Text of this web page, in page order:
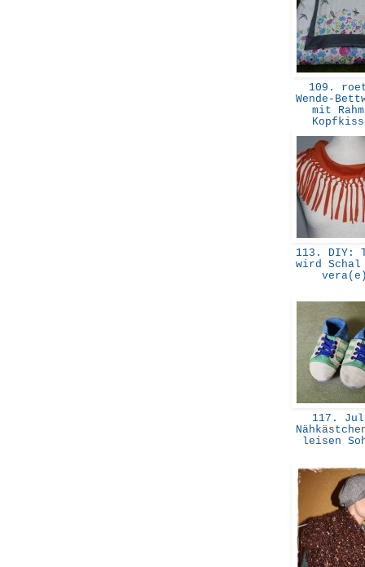
109.
Wende-
mit
113. DIY:
wird
117.
leisen